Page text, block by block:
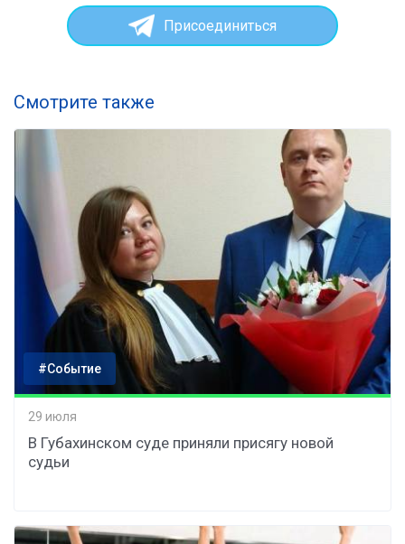
Присоединиться
Смотрите также
#Событие
29 июля
В Губахинском суде приняли присягу новой
судьи